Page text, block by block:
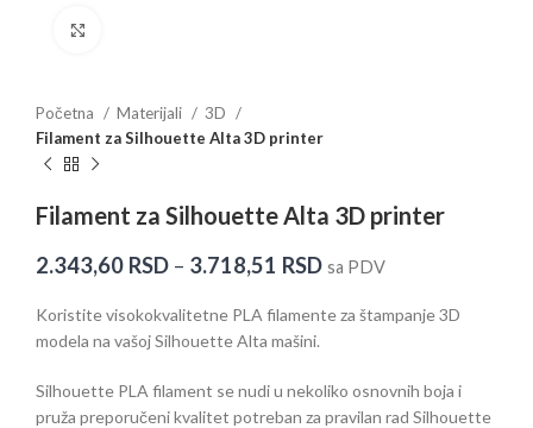
Početna Materijali
3D
Filament za Silhouette Alta 3D printer
Filament za Silhouette Alta 3D printer
2.343,60 RSD – 3.718,51 RSD sa PDV
Koristite visokokvalitetne PLA filamente za štampanje 3D
modela na vašoj Silhouette Alta mašini.
Silhouette PLA filament se nudi u nekoliko osnovnih boja i
pruža preporučeni kvalitet potreban za pravilan rad Silhouette